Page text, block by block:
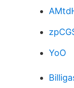
YoO